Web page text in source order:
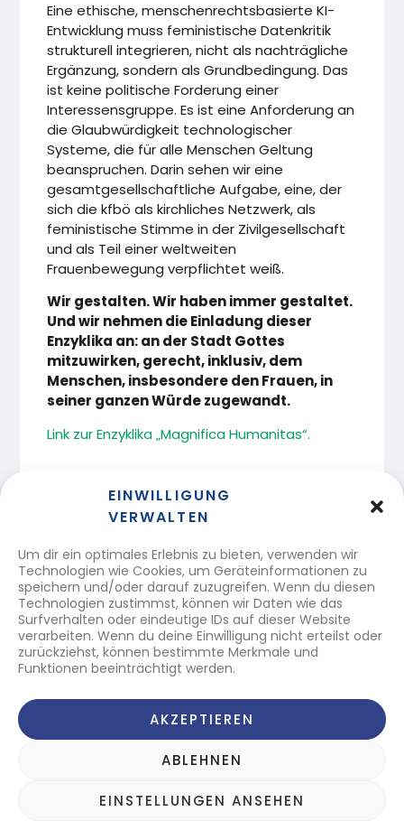
EINWILLIGUNG
VERWALTEN
Um dir ein optimales Erlebnis zu bieten, verwenden wir
Technologien wie Cookies, um Geräteinformationen zu
speichern und/oder darauf zuzugreifen. Wenn du diesen
Technologien zustimmst, können wir Daten wie das
Surfverhalten oder eindeutige IDs auf dieser Website
verarbeiten. Wenn du deine Einwilligung nicht erteilst oder
zurückziehst, können bestimmte Merkmale und
Funktionen beeinträchtigt werden.
AKZEPTIEREN
ABLEHNEN
EINSTELLUNGEN ANSEHEN
Eine ethische, menschenrechtsbasierte KI-
Entwicklung muss feministische Datenkritik
strukturell integrieren, nicht als nachträgliche
Ergänzung, sondern als Grundbedingung. Das
ist keine politische Forderung einer
Interessensgruppe. Es ist eine Anforderung an
die Glaubwürdigkeit technologischer
Systeme, die für alle Menschen Geltung
beanspruchen. Darin sehen wir eine
gesamtgesellschaftliche Aufgabe, eine, der
sich die kfbö als kirchliches Netzwerk, als
feministische Stimme in der Zivilgesellschaft
und als Teil einer weltweiten
Frauenbewegung verpflichtet weiß.
Wir gestalten. Wir haben immer gestaltet.
Und wir nehmen die Einladung dieser
Enzyklika an: an der Stadt Gottes
mitzuwirken, gerecht, inklusiv, dem
Menschen, insbesondere den Frauen, in
seiner ganzen Würde zugewandt.
Link zur Enzyklika „Magnifica Humanitas“.
DIESEN BEITRAG TEILEN
Katholische Frauenbewegung Österreichs
Katholische Frauenbewegung Österreichs
A-1010 Wien, Spiegelgasse 3/2/7
Tel.:+43 1 51 611 1630
Mail:office@kfb.at
ZVR-Nr.: 743627551
Folgen Sie uns in den sozialen Medien!
DatenschutzImpressum